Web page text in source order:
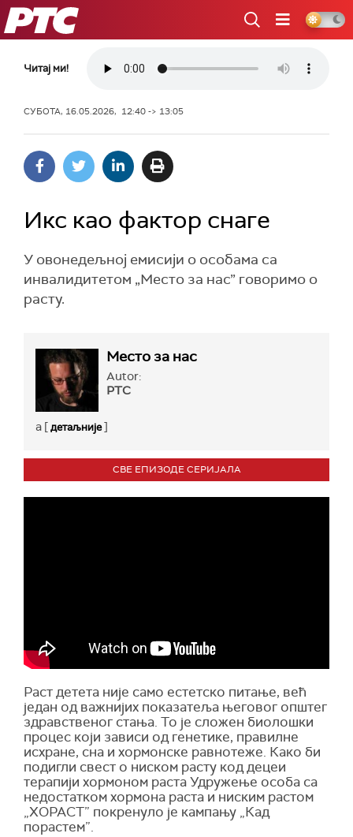
РТС
Читај ми!
СУБОТА, 16.05.2026, 12:40 -> 13:05
Икс као фактор снаге
У овонедељној емисији о особама са
инвалидитетом „Место за нас” говоримо о
расту.
Место за нас
Autor:
РТС
a [детаљније]
СВЕ ЕПИЗОДЕ СЕРИЈАЛА
Раст детета није само естетско питање, већ
један од важнијих показатеља његовог општег
здравственог стања. То је сложен биолошки
процес који зависи од генетике, правилне
исхране, сна и хормонске равнотеже. Како би
подигли свест о ниском расту код децеи
терапији хормоном раста Удружење особа са
недостатком хормона раста и ниским растом
„ХОРАСТ” покренуло је кампању „Кад
порастем”.